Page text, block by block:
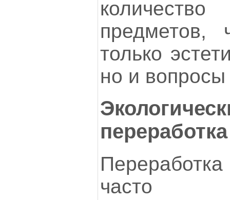
предметов,
только
но и вопросы
переработка
часто